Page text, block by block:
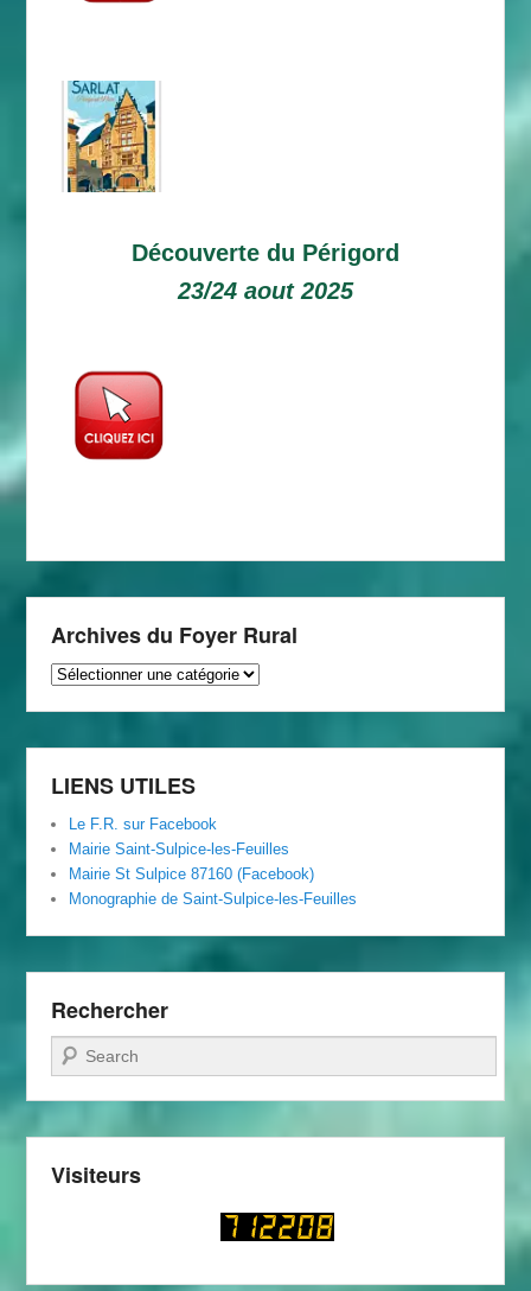
Découverte du Périgord
23/24 aout 2025
Archives du Foyer Rural
Archives
Rural
LIENS UTILES
Le F.R. sur Facebook
Mairie Saint-Sulpice-les-Feuilles
Mairie St Sulpice 87160 (Facebook)
Monographie de Saint-Sulpice-les-Feuilles
Rechercher
Recherche
Visiteurs